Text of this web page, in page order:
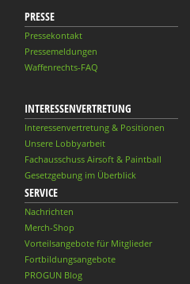
PRESSE
Pressekontakt
Pressemeldungen
Waffenrechts-FAQ
INTERESSENVERTRETUNG
Interessenvertretung & Positionen
Unsere Lobbyarbeit
Fachausschuss Airsoft & Paintball
Gesetzgebung im Überblick
SERVICE
Nachrichten
Merch-Shop
Vorteilsangebote für Mitglieder
Fortbildungsangebote
PROGUN Blog